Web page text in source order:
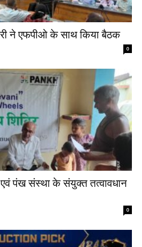
ने एफपीओ के साथ किया बैठक
0
पंख संस्था के संयुक्त तत्वावधान
0